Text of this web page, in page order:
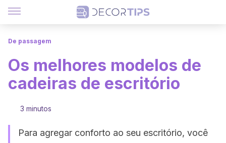
De passagem
Os melhores modelos de
cadeiras de escritório
3 minutos
Para agregar conforto ao seu escritório, você